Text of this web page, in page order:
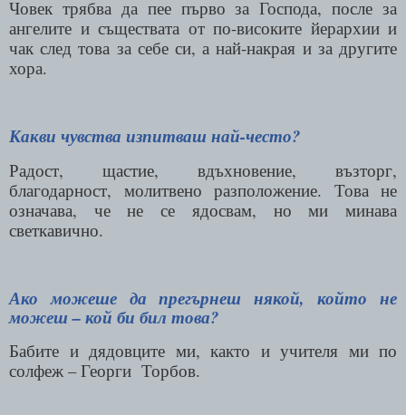
Човек трябва да пее първо за Господа, после за
ангелите и съществата от по-високите йерархии и
чак след това за себе си, а най-накрая и за другите
хора.
Какви чувства изпитваш най-често?
Радост, щастие, вдъхновение, възторг,
благодарност, молитвено разположение. Това не
означава, че не се ядосвам, но ми минава
светкавично.
Ако можеше да прегърнеш някой, който не
можеш – кой би бил това?
Бабите и дядовците ми, както и учителя ми по
солфеж – Георги Торбов.